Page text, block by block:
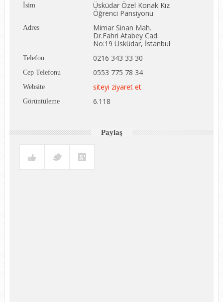
İsim
Üsküdar Özel Konak Kız
Öğrenci Pansiyonu
Adres
Mimar Sinan Mah.
Dr.Fahri Atabey Cad.
No:19 Üsküdar, İstanbul
Telefon 0216 343 33 30
Cep Telefonu 0553 775 78 34
Website siteyi ziyaret et
Görüntüleme 6.118
Paylaş